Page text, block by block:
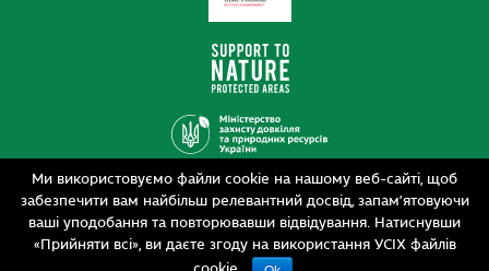
Ми використовуємо файли cookie на нашому веб-сайті, щоб
забезпечити вам найбільш релевантний досвід, запам’ятовуючи
ваші уподобання та повторювавши відвідування. Натиснувши
«Прийняти всі», ви даєте згоду на використання УСІХ файлів
Дизайн
Розробка
siteGist